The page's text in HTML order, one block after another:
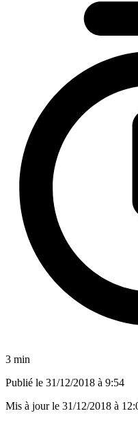
3 min
Publié le 31/12/2018 à 9:54
Mis à jour le 31/12/2018 à